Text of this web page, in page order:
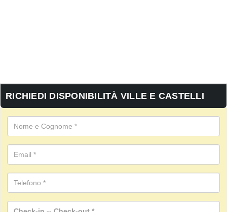
RICHIEDI DISPONIBILITÀ VILLE E CASTELLI